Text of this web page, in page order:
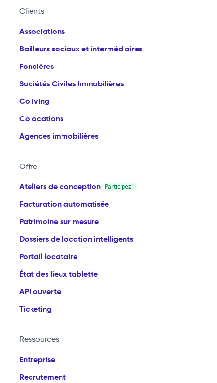
Clients
Associations
Bailleurs sociaux et intermédiaires
Foncières
Sociétés Civiles Immobilières
Coliving
Colocations
Agences immobilières
Offre
Ateliers de conception Participez!
Facturation automatisée
Patrimoine sur mesure
Dossiers de location intelligents
Portail locataire
État des lieux tablette
API ouverte
Ticketing
Ressources
Entreprise
Recrutement